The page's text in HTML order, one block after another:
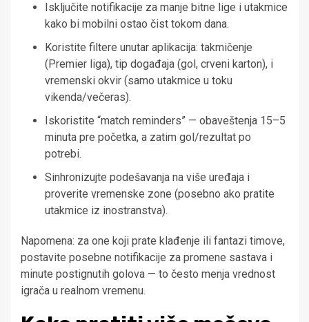
Isključite notifikacije za manje bitne lige i utakmice
kako bi mobilni ostao čist tokom dana.
Koristite filtere unutar aplikacija: takmičenje
(Premier liga), tip događaja (gol, crveni karton), i
vremenski okvir (samo utakmice u toku
vikenda/večeras).
Iskoristite “match reminders” — obaveštenja 15–5
minuta pre početka, a zatim gol/rezultat po
potrebi.
Sinhronizujte podešavanja na više uređaja i
proverite vremenske zone (posebno ako pratite
utakmice iz inostranstva).
Napomena: za one koji prate klađenje ili fantazi timove,
postavite posebne notifikacije za promene sastava i
minute postignutih golova — to često menja vrednost
igrača u realnom vremenu.